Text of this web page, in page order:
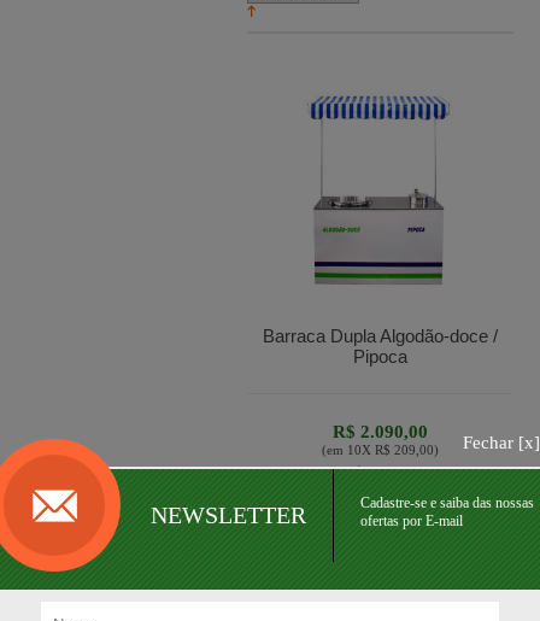
Fechar [x]
NEWSLETTER
Cadastre-se e saiba das nossas
ofertas por E-mail
Barraca Dupla Algodão-doce /
Pipoca
R$ 2.090,00
(em 10X R$ 209,00)
ouR$ 1.881,00
Ato via Pix ou transferência bancária